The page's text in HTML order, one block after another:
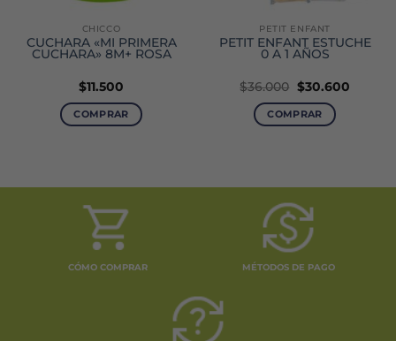
CHICCO
CUCHARA «MI PRIMERA
CUCHARA» 8M+ ROSA
$11.500
COMPRAR
PETIT ENFANT
PETIT ENFANT ESTUCHE
0 A 1 AÑOS
$36.000 El
precio
original
era:
$30.600El
COMPRAR
CÓMO COMPRAR MÉTODOS DE PAGO